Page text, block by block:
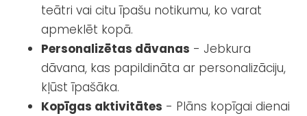
teātri vai citu īpašu notikumu, ko varat
apmeklēt kopā.
Personalizētas dāvanas - Jebkura
dāvana, kas papildināta ar personalizāciju,
kļūst īpašāka.
Kopīgas aktivitātes - Plāns kopīgai dienai